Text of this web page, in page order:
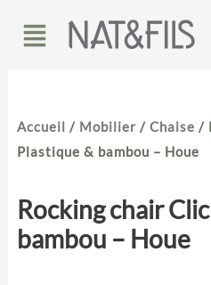
contenu
Menu
Accueil / Mobilier/ Chaise /
Plastique & bambou – Houe
Rocking chair
bambou – Houe